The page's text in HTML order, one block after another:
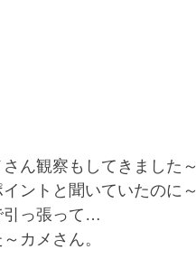
ん観察もしてきました～
ントと聞いていたのに～
引っ張って…
カメさん。